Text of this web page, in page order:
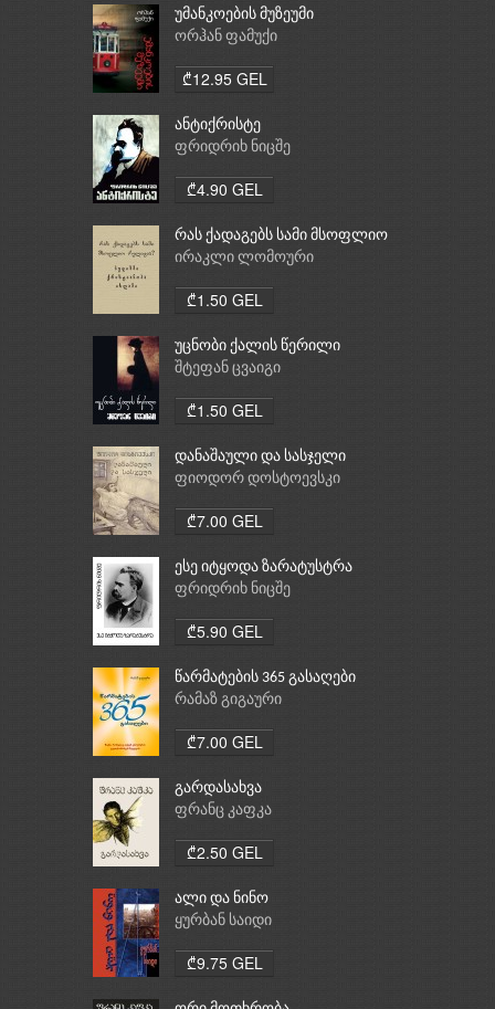
უმანკოების მუზეუმი
ორჰან ფამუქი
₾12.95 GEL
ანტიქრისტე
ფრიდრიხ ნიცშე
₾4.90 GEL
რას ქადაგებს სამი მსოფლიო
რელიგია: ბუდიზმი,
ირაკლი ლომოური
₾1.50 GEL
უცნობი ქალის წერილი
შტეფან ცვაიგი
₾1.50 GEL
დანაშაული და სასჯელი
ფიოდორ დოსტოევსკი
₾7.00 GEL
ესე იტყოდა ზარატუსტრა
ფრიდრიხ ნიცშე
₾5.90 GEL
წარმატების 365 გასაღები
რამაზ გიგაური
₾7.00 GEL
გარდასახვა
ფრანც კაფკა
₾2.50 GEL
ალი და ნინო
ყურბან საიდი
₾9.75 GEL